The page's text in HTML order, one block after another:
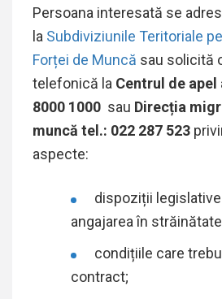
Persoana interesată se
la Subdiviziunile Teritoriale
Forței de Muncă sau solicită
telefonică la Centrul de apel
8000 1000 sau Direcția
muncă tel.: 022 287 523
aspecte:
dispoziții
angajarea în
condițiile care
contract;